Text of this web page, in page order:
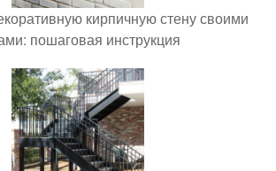
кирпичную стену своими
пошаговая инструкция